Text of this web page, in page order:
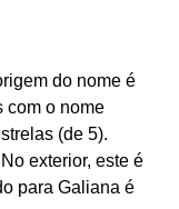
do nome é
com o nome
(de 5).
exterior, este é
para Galiana é